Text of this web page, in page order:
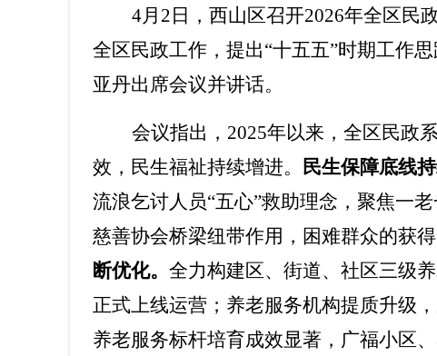
4月 2 日，西山区召开2026年全区民
全区民政工作，提出“十五五”时期工作
亚丹出席会议并讲话。
会议指出， 2025年以来，全区民政
效，民生福祉持续增进。 民生保障底线持
流浪乞讨人员“五心”救助理念，聚焦一
慈善协会桥梁纽带作用，困难群众的获
断优化。 全力构建区、街道、社区三级养
正式上线运营；养老服务机构提质升级
养老服务标杆培育成效显著，广福小区